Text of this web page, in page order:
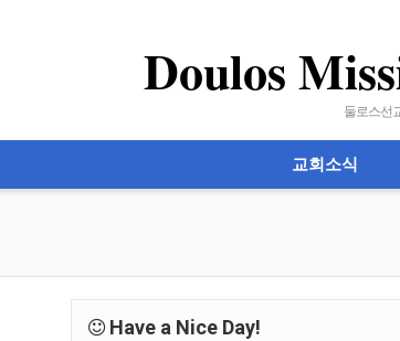
Doulos
둘로스선
교회소식
Have a Nice Day!